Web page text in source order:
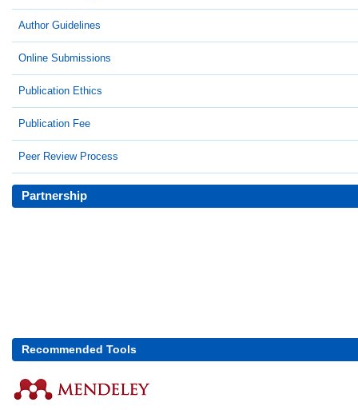
Author Guidelines
Online Submissions
Publication Ethics
Publication Fee
Peer Review Process
Partnership
Recommended Tools